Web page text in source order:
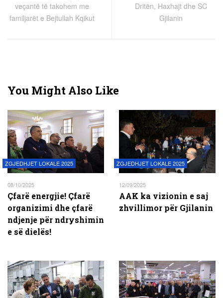
veçantë të takohem me
familjarët e Bejtullah Kqikut
Dritën, Haxhajt dhe SC
Gjilanin
You Might Also Like
ZGJEDHJET LOKALE 2025
08/10/2025
Çfarë energjie! Çfarë
organizimi dhe çfarë
ndjenje për ndryshimin
e së dielës!
ZGJEDHJET LOKALE 2025
12/09/2025
AAK ka vizionin e saj
zhvillimor për Gjilanin